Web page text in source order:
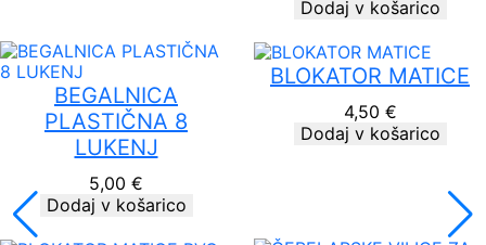
Dodaj v košarico
BEGALNICA
PLASTIČNA 8
LUKENJ
5,00 €
Dodaj v košarico
BLOKATOR MATICE
4,50 €
Dodaj v košarico